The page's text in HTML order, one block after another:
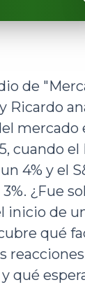
de
Ricardo
mercado
cuando el
4% y el
¿Fue
inicio de
qué
qué